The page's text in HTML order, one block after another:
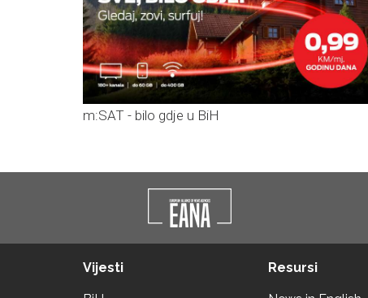
m:SAT - bilo gdje u BiH
Vijesti Resursi